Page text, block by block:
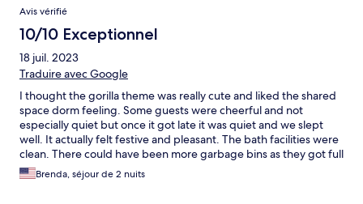
Avis vérifié
10/10 Exceptionnel
18 juil. 2023
Traduire avec Google
I thought the gorilla theme was really cute and liked the shared
space dorm feeling. Some guests were cheerful and not
especially quiet but once it got late it was quiet and we slept
well. It actually felt festive and pleasant. The bath facilities were
clean. There could have been more garbage bins as they got full
quickly and it became difficult to separate. The space had a
good feeling and it was comfortable to sleep on futons even as
Brenda, séjour de 2 nuits